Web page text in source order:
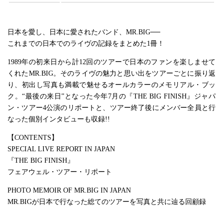
日本を愛し、日本に愛されたバンド、MR.BIG──
これまでの日本でのライヴの記録をまとめた1冊！
1989年の初来日から計12回のツアーで日本のファンを楽しませて
くれたMR.BIG。そのライヴの魅力と思い出をツアーごとに振り返
り、初出し写真も満載で魅せるオールカラーのメモリアル・ブッ
ク。“最後の来日”となった今年7月の『THE BIG FINISH』ジャパ
ン・ツアー4公演のリポートと、ツアー終了後にメンバー全員と行
なった個別インタビューも収録!!
【CONTENTS】
SPECIAL LIVE REPORT IN JAPAN
『THE BIG FINISH』
フェアウェル・ツアー・リポート
PHOTO MEMOIR OF MR.BIG IN JAPAN
MR.BIGが日本で行なった総てのツアーを写真と共に辿る回顧録